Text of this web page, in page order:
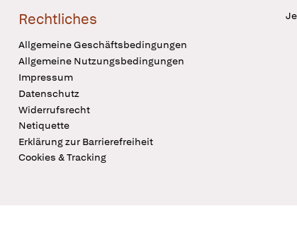
Rechtliches
Allgemeine Geschäftsbedingungen
Allgemeine Nutzungsbedingungen
Impressum
Datenschutz
Widerrufsrecht
Netiquette
Erklärung zur Barrierefreiheit
Cookies & Tracking